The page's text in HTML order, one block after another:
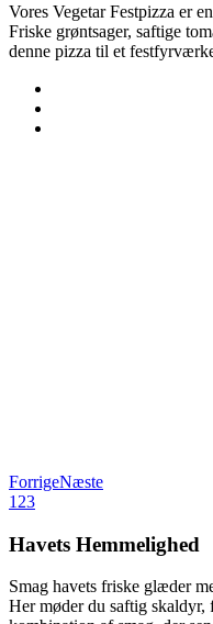
Vores Vegetar Festpizza er
Friske grøntsager, saftige
denne pizza til et
ForrigeNæste
1 23
Havets Hemmelighed
Smag havets friske glæder
Her møder du saftig